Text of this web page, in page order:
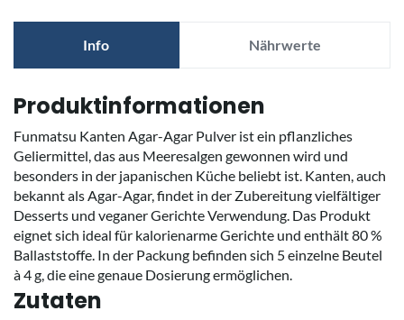
Info Nährwerte
Produktinformationen
Funmatsu Kanten Agar-Agar Pulver ist ein pflanzliches
Geliermittel, das aus Meeresalgen gewonnen wird und
besonders in der japanischen Küche beliebt ist. Kanten, auch
bekannt als Agar-Agar, findet in der Zubereitung vielfältiger
Desserts und veganer Gerichte Verwendung. Das Produkt
eignet sich ideal für kalorienarme Gerichte und enthält 80 %
Ballaststoffe. In der Packung befinden sich 5 einzelne Beutel
à 4 g, die eine genaue Dosierung ermöglichen.
Zutaten